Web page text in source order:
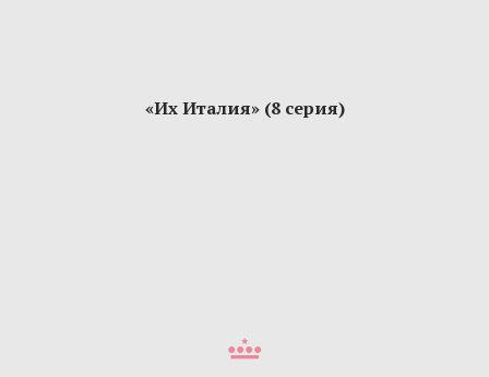
«Их Италия» (8 серия)